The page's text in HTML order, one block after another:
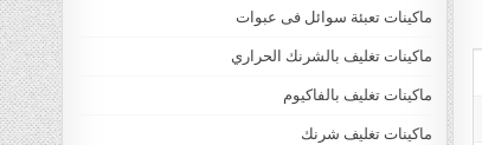
ماكينات تعبئة سوائل فى عبوات
ماكينات تغليف بالشرنك الحراري
ماكينات تغليف بالفاكيوم
ماكينات تغليف شرنك